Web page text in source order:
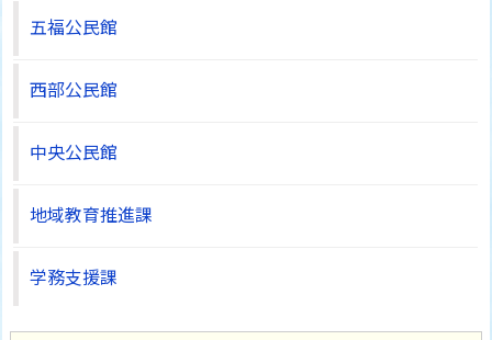
五福公民館
西部公民館
中央公民館
地域教育推進課
学務支援課